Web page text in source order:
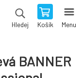
Hledej Košík Menu
BANNER